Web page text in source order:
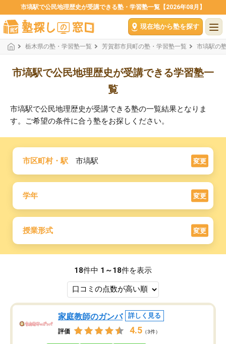
市塙駅で公民地理歴史が受講できる塾・学習塾一覧【2026年08月】
現在地から塾を探す
栃木県の塾・学習塾一覧 芳賀郡市貝町の塾・学習塾一覧 市塙駅の
市塙駅で公民地理歴史が受講できる学習塾一
覧
市塙駅で公民地理歴史が受講できる塾の一覧結果となりま
す。ご希望の条件に合う塾をお探しください。
市区町村・駅 市塙駅 変更
学年 変更
授業形式 変更
18件中 1～18件を表示
家庭教師のガンバ 詳しく見る
評価 4.5 （3件）